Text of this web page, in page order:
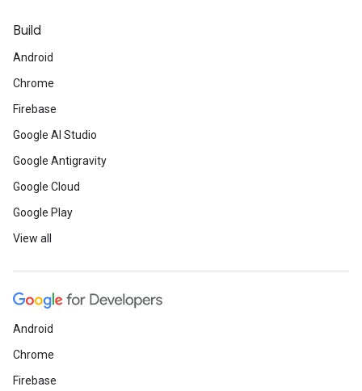
Build
Android
Chrome
Firebase
Google AI Studio
Google Antigravity
Google Cloud
Google Play
View all
Android
Chrome
Firebase